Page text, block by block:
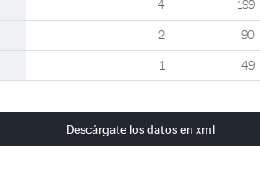
4 199
2 90
1 49
Descárgate los datos en xml